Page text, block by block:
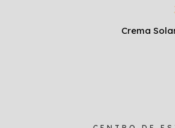
Crema